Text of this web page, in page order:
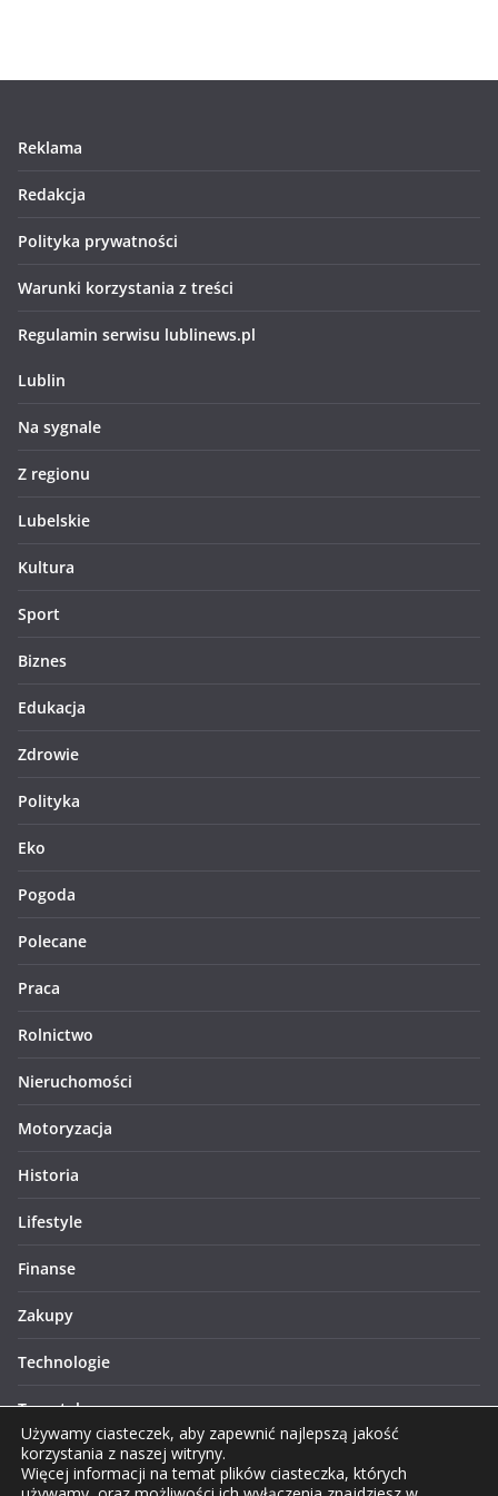
Reklama
Redakcja
Polityka prywatności
Warunki korzystania z treści
Regulamin serwisu lublinews.pl
Lublin
Na sygnale
Z regionu
Lubelskie
Kultura
Sport
Biznes
Edukacja
Zdrowie
Polityka
Eko
Pogoda
Polecane
Praca
Rolnictwo
Nieruchomości
Motoryzacja
Historia
Lifestyle
Finanse
Zakupy
Technologie
Turystyka
Używamy ciasteczek, aby zapewnić najlepszą jakość
korzystania z naszej witryny.
Więcej informacji na temat plików ciasteczka, których